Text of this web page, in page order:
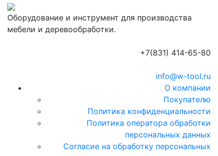
Оборудование и инструмент для производства
мебели и деревообработки.
+7(831) 414-65-80
info@w-tool.ru
О компании
Покупателю
Политика конфиденциальности
Политика оператора обработки
персональных данных
Согласие на обработку персональных